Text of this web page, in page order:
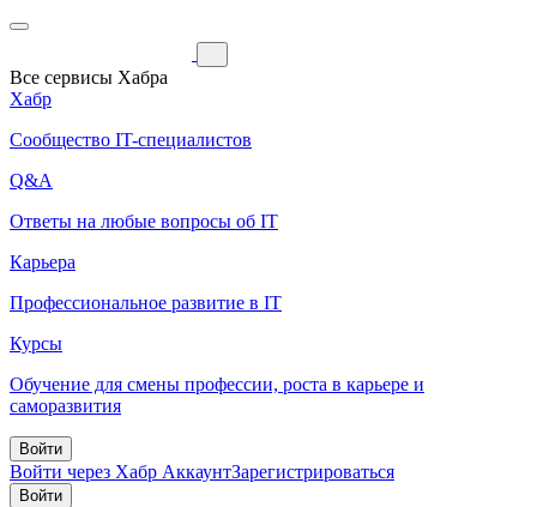
Все сервисы Хабра
Хабр
Сообщество IT-специалистов
Q&A
Ответы на любые вопросы об IT
Карьера
Профессиональное развитие в IT
Курсы
Обучение для смены профессии, роста в карьере и
саморазвития
Войти
Войти через Хабр АккаунтЗарегистрироваться
Войти